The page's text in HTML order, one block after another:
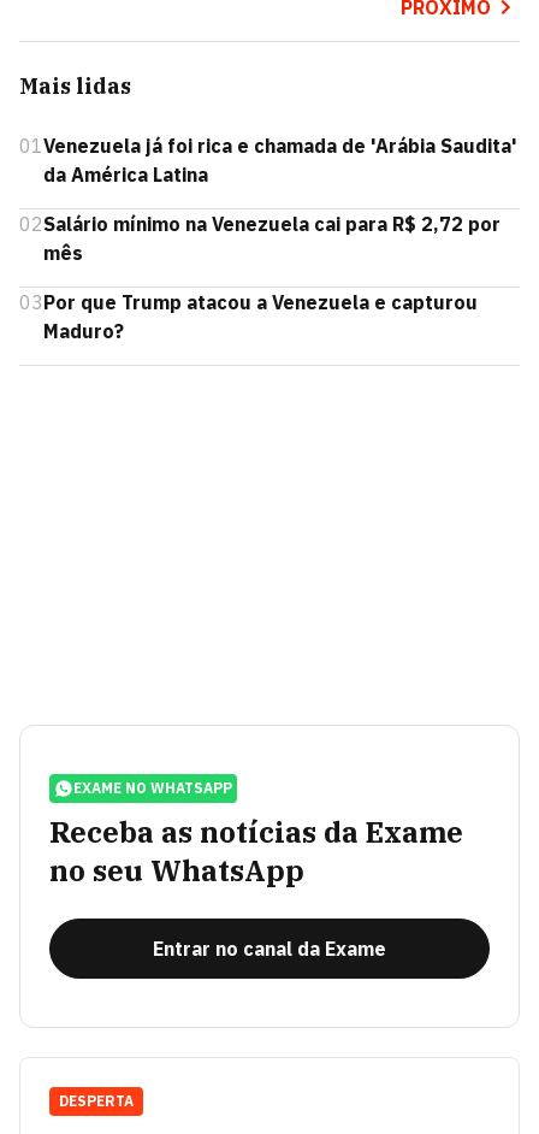
PRÓXIMO
Mais lidas
01Venezuela já foi rica e chamada de 'Arábia Saudita'
da América Latina
02Salário mínimo na Venezuela cai para R$ 2,72 por
mês
03Por que Trump atacou a Venezuela e capturou
Maduro?
EXAME NO WHATSAPP
Receba as notícias da Exame
no seu WhatsApp
Entrar no canal da Exame
DESPERTA